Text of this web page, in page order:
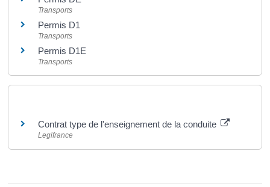
Transports
Permis D1
Transports
Permis D1E
Transports
Contrat type de l'enseignement de la conduite
Legifrance